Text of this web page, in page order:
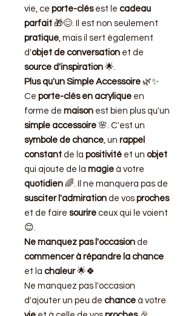
vie, ce porte-clésest le cadeau
parfait 🎁😊. Il est non seulement
pratique, mais il sert également
d'objet de conversation et de
source d'inspiration 🌟.
Plus qu'un Simple Accessoire 🌿✨
Ce porte-clés en acrylique en
forme de maison est bien plus qu'un
simple accessoire 🌸. C'est un
symbole de chance, un rappel
constant de la positivité et un objet
qui ajoute de la magie à votre
quotidien 🌈. Il ne manquera pas de
susciter l'admiration de vos proches
et de faire sourire ceux qui le voient
😊.
Ne manquez pas l'occasion de
commencer à répandre la chance
et la chaleur🌟🍀
Ne manquez pas l'occasion
d'ajouter un peu de chance à votre